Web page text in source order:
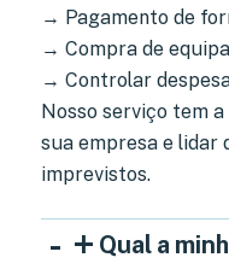
→ Pagamento de
→ Compra de
→ Controlar
Nosso serviço tem
sua empresa e lidar
imprevistos.
- + Qual a